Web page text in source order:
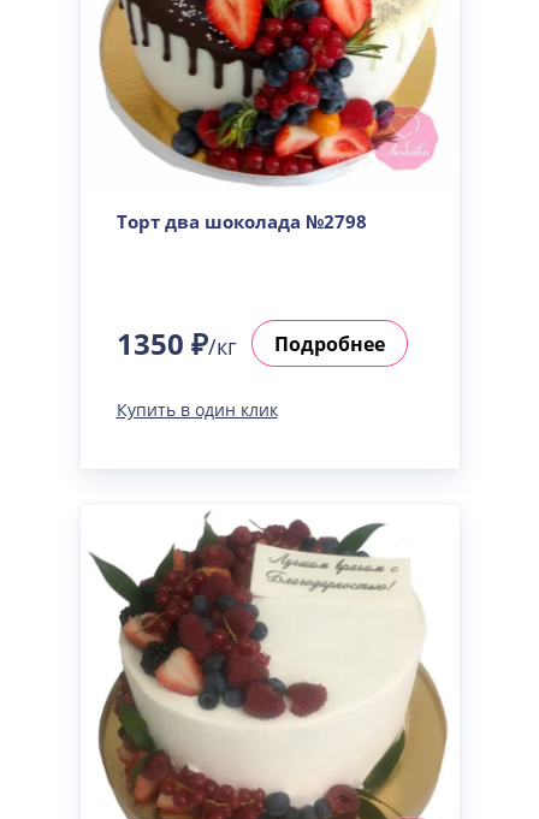
Торт два шоколада №2798
1350 ₽/кг Подробнее
Купить в один клик